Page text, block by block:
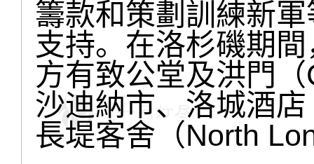
籌款和策劃訓練新
支持。在洛杉磯期
方有致公堂及洪門
沙迪納市、洛城酒
長堤客舍（North